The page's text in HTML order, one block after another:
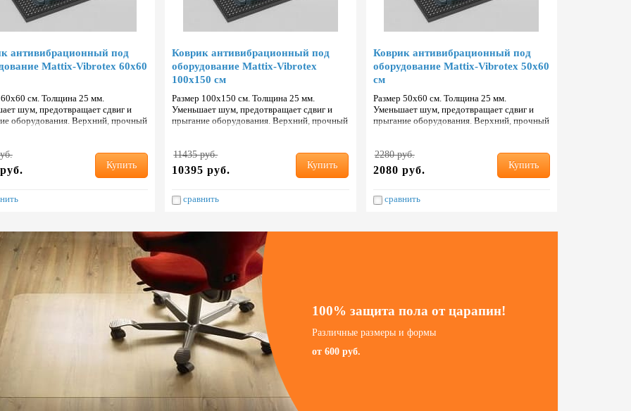
10%
машину.
в отделе продаж.
Подставки для ног
ассортимент.
антивибрационный под
Mattix-Vibrotex 60х60
60х60 см. Толщина 25 мм.
шум, предотвращает сдвиг и
оборудования. Верхний, прочный
Купить
Коврик антивибрационный под
оборудование Mattix-Vibrotex
100х150 см
Размер 100х150 см. Толщина 25 мм.
Уменьшает шум, предотвращает сдвиг и
прыгание оборудования. Верхний, прочный
11435 руб.
10395 руб. Купить
сравнить
Коврик антивибрационный под
оборудование Mattix-Vibrotex 50х60
см
Размер 50х60 см. Толщина 25 мм.
Уменьшает шум, предотвращает сдвиг и
прыгание оборудования. Верхний, прочный
2280 руб.
2080 руб. Купить
сравнить
100% защита пола от царапин!
Различные размеры и формы
от 600 руб.